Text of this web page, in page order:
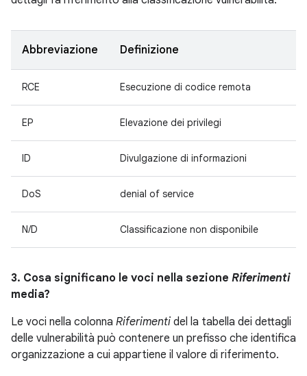
Abbreviazione Definizione
RCE Esecuzione di codice remota
EP Elevazione dei privilegi
ID Divulgazione di informazioni
DoS denial of service
N/D Classificazione non disponibile
3. Cosa significano le voci nella sezione Riferimenti
media?
Le voci nella colonna Riferimenti del la tabella dei dettagli
delle vulnerabilità può contenere un prefisso che identifica
organizzazione a cui appartiene il valore di riferimento.